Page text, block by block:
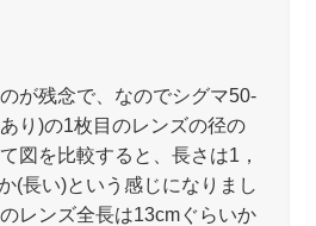
が残念で、なのでシグマ50-
り)の1枚目のレンズの径の
図を比較すると、長さは1，
(長い)という感じになりまし
レンズ全長は13cmぐらいか